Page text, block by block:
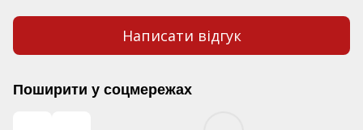
Написати відгук
Поширити у соцмережах